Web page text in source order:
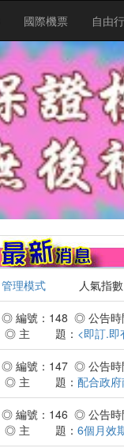
國際機票 自由
管理模式 人氣指數
◎ 編號：148 ◎ 公告時
◎ 主 題： <即訂.
◎ 編號：147 ◎ 公告時
◎ 主 題： 配合政
◎ 編號：146 ◎ 公告時
◎ 主 題： 6個月效